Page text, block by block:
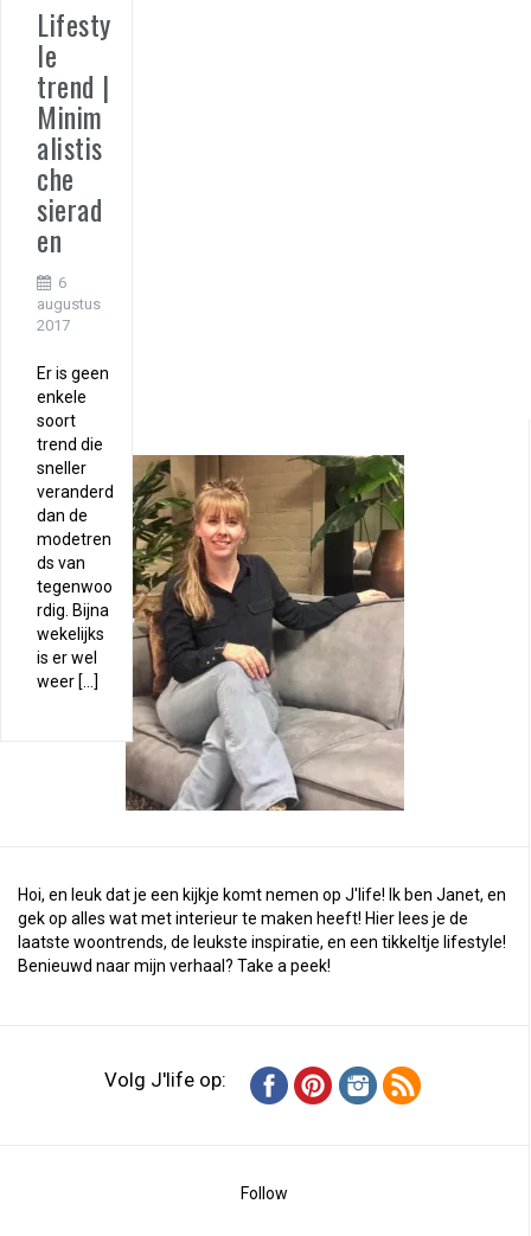
Lifesty
le
trend |
Minim
alistis
che
sierad
en
6
augustus
2017
Er is geen
enkele
soort
trend die
sneller
veranderd
dan de
modetren
ds van
tegenwoo
rdig. Bijna
wekelijks
is er wel
weer […]
Hoi, en leuk dat je een kijkje komt nemen op J'life! Ik ben Janet, en
gek op alles wat met interieur te maken heeft! Hier lees je de
laatste woontrends, de leukste inspiratie, en een tikkeltje lifestyle!
Benieuwd naar mijn verhaal? Take a peek!
Volg J'life op:
Follow